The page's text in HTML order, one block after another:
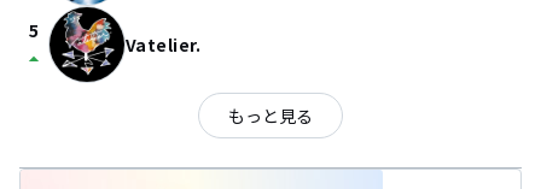
5
arrow_drop_up Vatelier.
もっと見る